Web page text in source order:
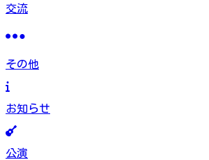
交流
その他
お知らせ
公演